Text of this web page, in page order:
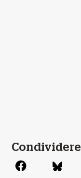
Condividere